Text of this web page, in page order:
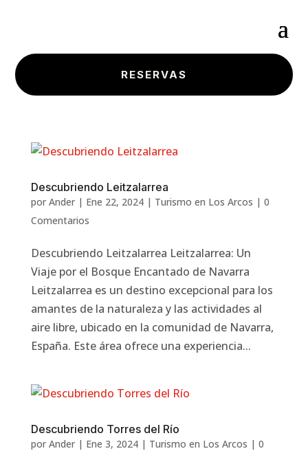
RESERVAS
Descubriendo Leitzalarrea
por Ander| Ene 22, 2024| Turismo en Los Arcos | 0
Comentarios
Descubriendo Leitzalarrea Leitzalarrea: Un
Viaje por el Bosque Encantado de Navarra
Leitzalarrea es un destino excepcional para los
amantes de la naturaleza y las actividades al
aire libre, ubicado en la comunidad de Navarra,
España. Este área ofrece una experiencia...
Descubriendo Torres del Río
por Ander| Ene 3, 2024| Turismo en Los Arcos | 0